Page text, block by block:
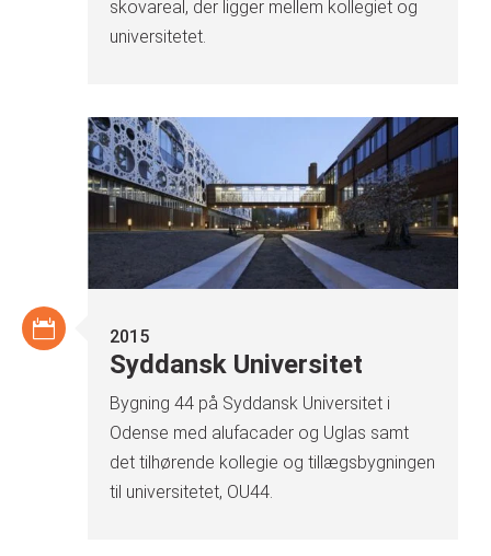
skovareal, der ligger mellem kollegiet og
universitetet.
2015
Syddansk Universitet
Bygning 44 på Syddansk Universitet i
Odense med alufacader og Uglas samt
det tilhørende kollegie og tillægsbygningen
til universitetet, OU44.